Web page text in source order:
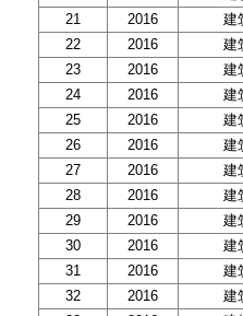
21
2016
建
22
2016
建
23
2016
建
24
2016
建
25
2016
建
26
2016
建
27
2016
建
28
2016
建
29
2016
建
30
2016
建
31
2016
建
32
2016
建